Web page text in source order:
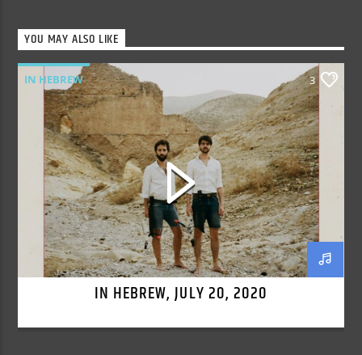
YOU MAY ALSO LIKE
IN HEBREW 3
IN HEBREW, JULY 20, 2020